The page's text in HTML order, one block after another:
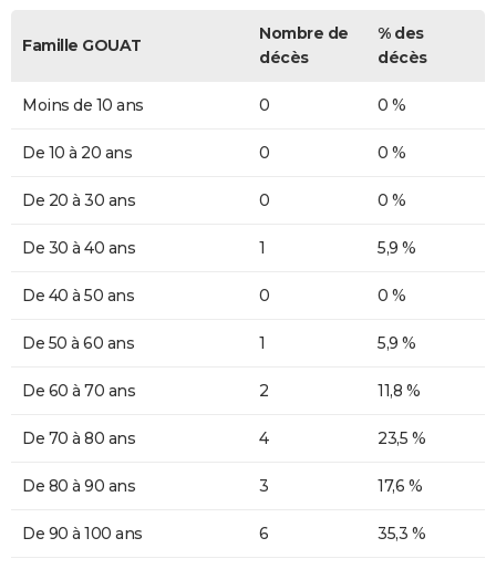
Famille GOUAT
Nombre de
décès
% des
décès
Moins de 10 ans 0 0 %
De 10 à 20 ans 0 0 %
De 20 à 30 ans 0 0 %
De 30 à 40 ans 1 5,9 %
De 40 à 50 ans 0 0 %
De 50 à 60 ans 1 5,9 %
De 60 à 70 ans 2 11,8 %
De 70 à 80 ans 4 23,5 %
De 80 à 90 ans 3 17,6 %
De 90 à 100 ans 6 35,3 %